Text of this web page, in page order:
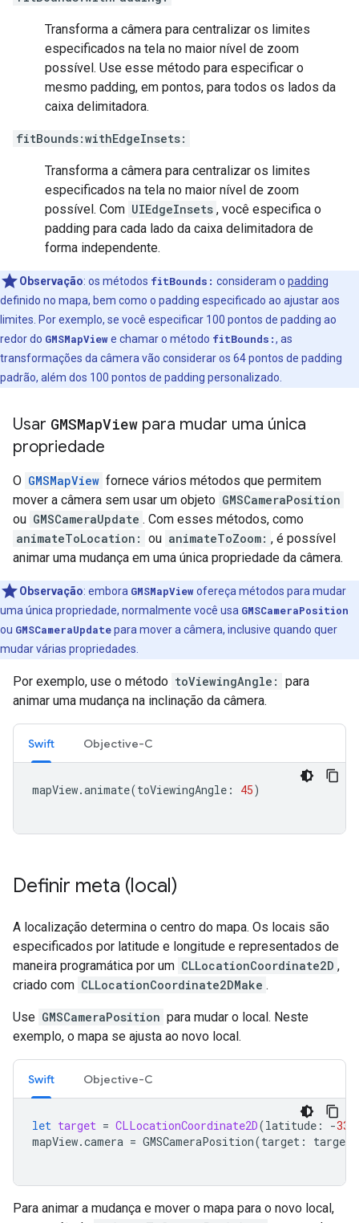
Transforma a câmera para centralizar os limites
especificados na tela no maior nível de zoom
possível. Use esse método para especificar o
mesmo padding, em pontos, para todos os lados da
caixa delimitadora.
fitBounds:withEdgeInsets:
Transforma a câmera para centralizar os limites
especificados na tela no maior nível de zoom
possível. Com UIEdgeInsets , você especifica o
padding para cada lado da caixa delimitadora de
forma independente.
Observação: os métodos fitBounds: consideram o padding
definido no mapa, bem como o padding especificado ao ajustar aos
limites. Por exemplo, se você especificar 100 pontos de padding ao
redor do GMSMapViewe chamar o método fitBounds:, as
transformações da câmera vão considerar os 64 pontos de padding
padrão, além dos 100 pontos de padding personalizado.
Usar GMSMapView para mudar uma única
propriedade
O GMSMapView fornece vários métodos que permitem
mover a câmera sem usar um objeto GMSCameraPosition
ou GMSCameraUpdate . Com esses métodos, como
animateToLocation: ou animateToZoom: , é possível
animar uma mudança em uma única propriedade da câmera.
Observação: embora GMSMapViewofereça métodos para mudar
uma única propriedade, normalmente você usa GMSCameraPosition
ou GMSCameraUpdatepara mover a câmera, inclusive quando quer
mudar várias propriedades.
Por exemplo, use o método toViewingAngle: para
animar uma mudança na inclinação da câmera.
Swift Objective-C
mapView.animate(toViewingAngle : 45)
Definir meta (local)
A localização determina o centro do mapa. Os locais são
especificados por latitude e longitude e representados de
maneira programática por um CLLocationCoordinate2D ,
criado com CLLocationCoordinate2DMake .
Use GMSCameraPosition para mudar o local. Neste
exemplo, o mapa se ajusta ao novo local.
Swift Objective-C
let target = CLLocationCoordinate2D(latitude : -
mapView.camera = GMSCameraPosition(target : target
Para animar a mudança e mover o mapa para o novo local,